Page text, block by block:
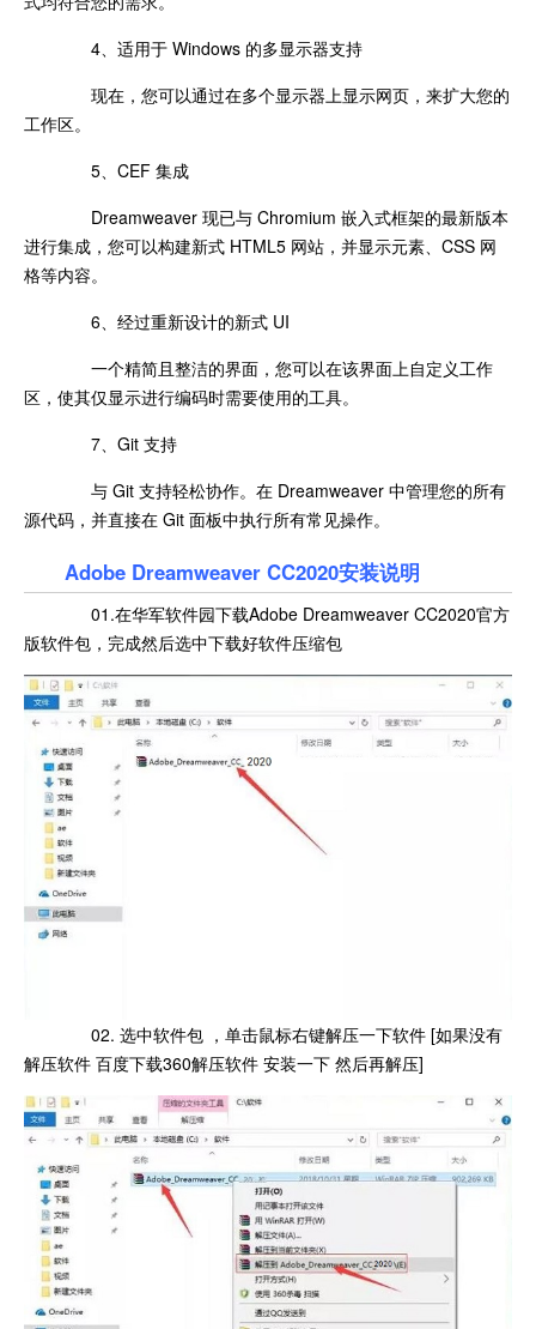
4、适用于 Windows 的多显示器支持
现在，您可以通过在多个显示器上显示网页，来扩大您的
工作区。
5、CEF 集成
Dreamweaver 现已与 Chromium 嵌入式框架的最新版本
进行集成，您可以构建新式 HTML5 网站，并显示元素、CSS 网
格等内容。
6、经过重新设计的新式 UI
一个精简且整洁的界面，您可以在该界面上自定义工作
区，使其仅显示进行编码时需要使用的工具。
7、Git 支持
与 Git 支持轻松协作。在 Dreamweaver 中管理您的所有
源代码，并直接在 Git 面板中执行所有常见操作。
Adobe Dreamweaver CC2020安装说明
01.在华军软件园下载Adobe Dreamweaver CC2020官方
版软件包，完成然后选中下载好软件压缩包
02. 选中软件包 ，单击鼠标右键解压一下软件 [如果没有
解压软件 百度下载360解压软件 安装一下 然后再解压]